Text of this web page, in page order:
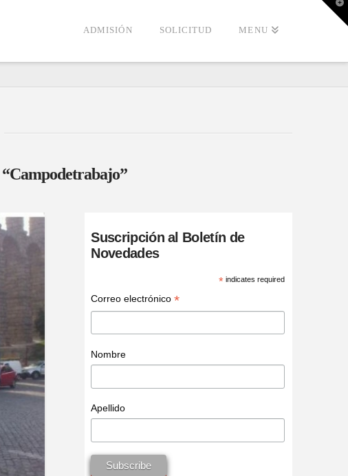
ADMISIÓN SOLICITUD MENU
“Campodetrabajo”
Suscripción al Boletín de
Novedades
*indicates required
Correo electrónico*
Nombre
Apellido